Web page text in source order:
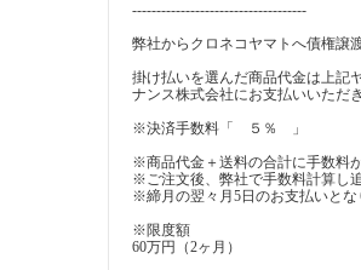
------------------------------------
弊社からクロネコヤマトへ債権譲
掛け払いを選んだ商品代金は上記
ナンス株式会社にお支払いいただ
※決済手数料「 ５％ 」
※商品代金＋送料の合計に手数料
※ご注文後、弊社で手数料計算し
※締月の翌々月5日のお支払いとな
※限度額
60万円（2ヶ月）